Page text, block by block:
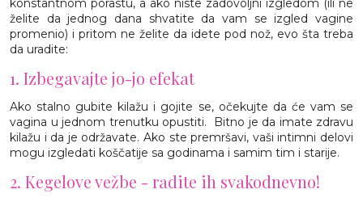
konstantnom porastu, a ako niste zadovoljni izgledom (ili ne
želite da jednog dana shvatite da vam se izgled vagine
promenio) i pritom ne želite da idete pod nož, evo šta treba
da uradite:
1. Izbegavajte jo-jo efekat
Ako stalno gubite kilažu i gojite se, očekujte da će vam se
vagina u jednom trenutku opustiti. Bitno je da imate zdravu
kilažu i da je održavate. Ako ste premršavi, vaši intimni delovi
mogu izgledati koščatije sa godinama i samim tim i starije.
2. Kegelove vežbe - radite ih svakodnevno!